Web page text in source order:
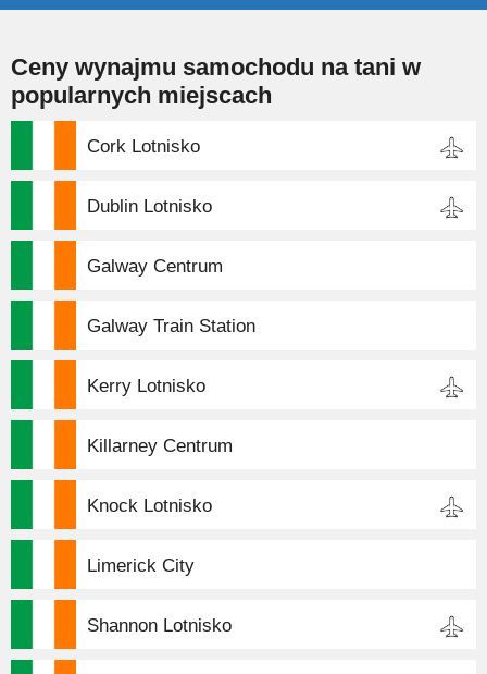
Ceny wynajmu samochodu na tani w
popularnych miejscach
Cork Lotnisko
Dublin Lotnisko
Galway Centrum
Galway Train Station
Kerry Lotnisko
Killarney Centrum
Knock Lotnisko
Limerick City
Shannon Lotnisko